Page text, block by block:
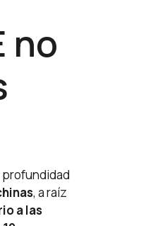
no
profundidad
, a raíz
a las